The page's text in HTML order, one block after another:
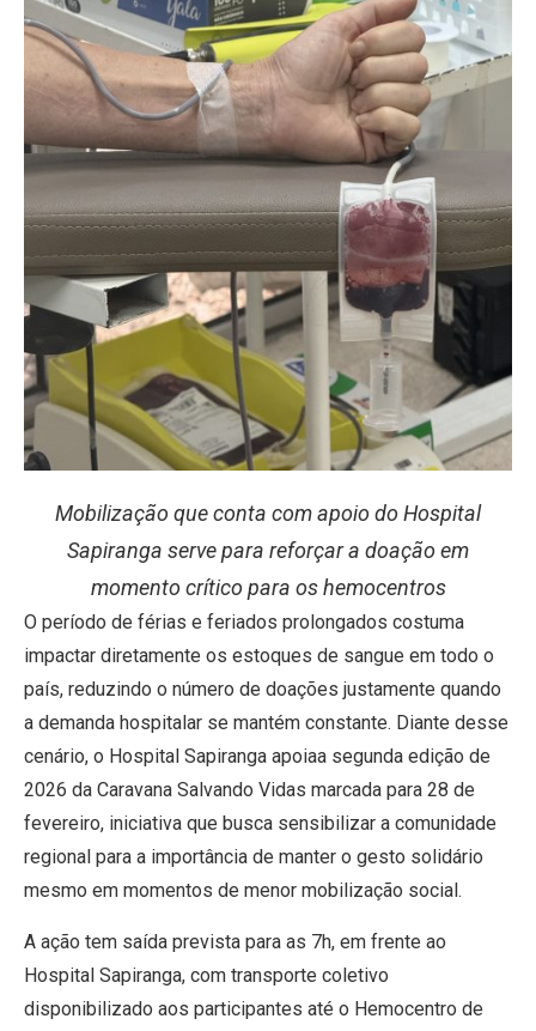
Mobilização que conta com apoio do Hospital
Sapiranga serve para reforçar a doação em
momento crítico para os hemocentros
O período de férias e feriados prolongados costuma
impactar diretamente os estoques de sangue em todo o
país, reduzindo o número de doações justamente quando
a demanda hospitalar se mantém constante. Diante desse
cenário, o Hospital Sapiranga apoiaa segunda edição de
2026 da Caravana Salvando Vidas marcada para 28 de
fevereiro, iniciativa que busca sensibilizar a comunidade
regional para a importância de manter o gesto solidário
mesmo em momentos de menor mobilização social.
A ação tem saída prevista para as 7h, em frente ao
Hospital Sapiranga, com transporte coletivo
disponibilizado aos participantes até o Hemocentro de